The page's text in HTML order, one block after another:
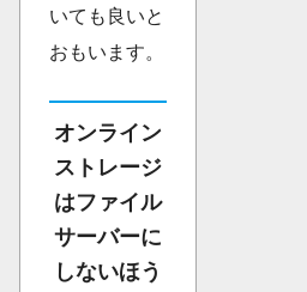
いても良いと
おもいます。
オンライン
ストレージ
はファイル
サーバーに
しないほう